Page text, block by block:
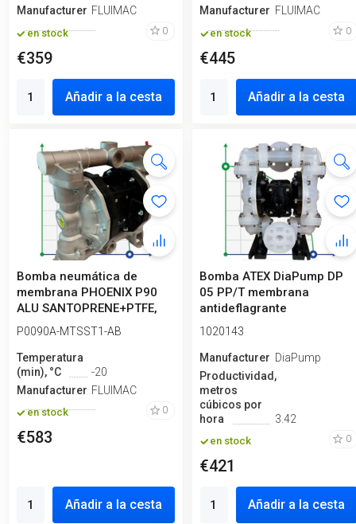
ManufactureroFLUIMAC
en stock 0
€359
Añadir a la cesta
ManufactureroFLUIMAC
en stock 0
€445
Añadir a la cesta
Bomba neumática de
membrana PHOENIX P90
ALU SANTOPRENE+PTFE,
100 l/min para b...
P0090A-MTSST1-AB
Temperatura
(min), °C
-20
ManufactureroFLUIMAC
en stock 0
€583
Añadir a la cesta
Bomba ATEX DiaPump DP
05 PP/T membrana
antideflagrante
1020143
ManufactureroDiaPump
Productividad,
metros
cúbicos por
hora
3.42
en stock 0
€421
Añadir a la cesta